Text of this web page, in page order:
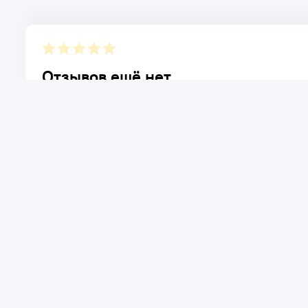
Отзывов ещё нет.